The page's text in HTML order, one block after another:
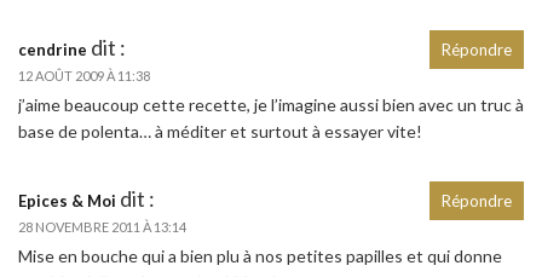
cendrine dit :
12 AOÛT 2009 À 11:38
j’aime beaucoup cette recette, je l’imagine aussi bien avec un truc à
base de polenta… à méditer et surtout à essayer vite!
Répondre
Epices & Moi dit :
28 NOVEMBRE 2011 À 13:14
Mise en bouche qui a bien plu à nos petites papilles et qui donne
Répondre